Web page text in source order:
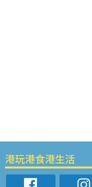
港玩港食港生活